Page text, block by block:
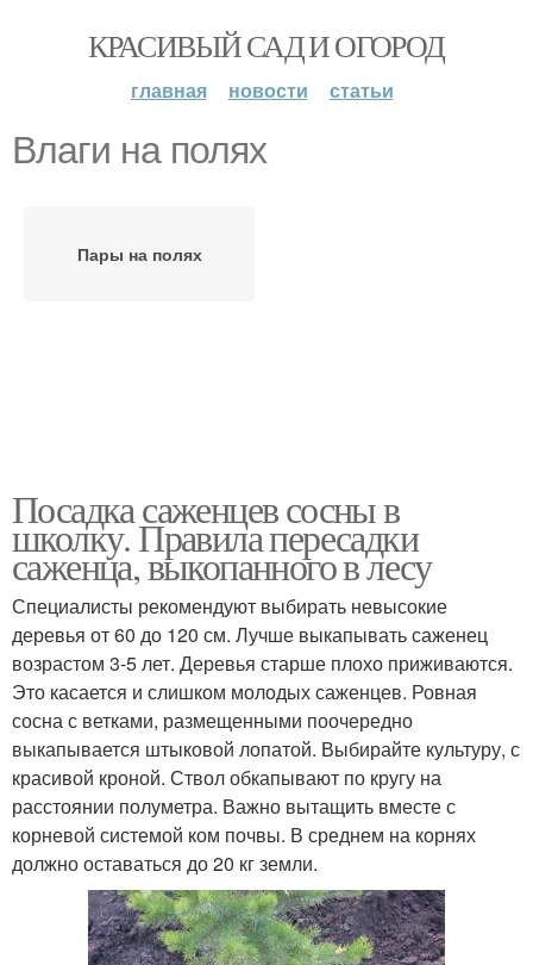
КРАСИВЫЙ САД И ОГОРОД
главная новости статьи
Влаги на полях
Пары на полях
Посадка саженцев сосны в
школку. Правила пересадки
саженца, выкопанного в лесу
Специалисты рекомендуют выбирать невысокие
деревья от 60 до 120 см. Лучше выкапывать саженец
возрастом 3-5 лет. Деревья старше плохо приживаются.
Это касается и слишком молодых саженцев. Ровная
сосна с ветками, размещенными поочередно
выкапывается штыковой лопатой. Выбирайте культуру, с
красивой кроной. Ствол обкапывают по кругу на
расстоянии полуметра. Важно вытащить вместе с
корневой системой ком почвы. В среднем на корнях
должно оставаться до 20 кг земли.